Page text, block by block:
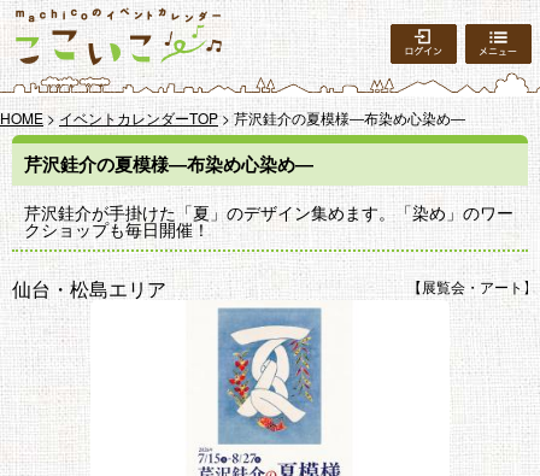
ログイン
HOME> イベントカレンダーTOP> 芹沢銈介の夏模様―布染め心染め―
芹沢銈介の夏模様―布染め心染め―
芹沢銈介が手掛けた「夏」のデザイン集めます。「染め」のワー
クショップも毎日開催！
仙台・松島エリア 展覧会・アート